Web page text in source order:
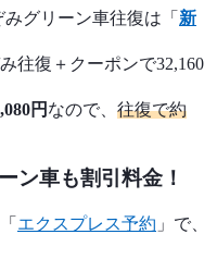
グリーン車往復は「 新
往復＋クーポンで32,160
円 なので、 往復で約
ン車も割引料金！
エクスプレス予約 」で、